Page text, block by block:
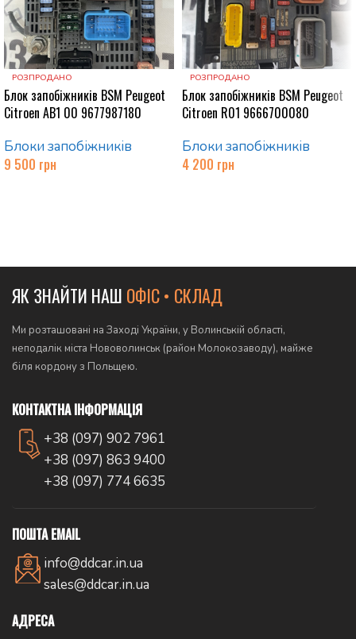
РОЗПРОДАНО
Блок запобіжників BSM Peugeot
Citroen AB1 00 9677987180
Блоки запобіжників
9 500 грн
РОЗПРОДАНО
Блок запобіжників BSM Peugeot
Citroen R01 9666700080
Блоки запобіжників
4 200 грн
ЯК ЗНАЙТИ НАШ ОФІС • СКЛАД
Ми розташовані на Заході України, у Волинській області,
неподалік міста Нововолинськ (район Молокозаводу), майже
біля кордону з Польщею.
КОНТАКТНА ІНФОРМАЦІЯ
+38 (097) 902 7961
+38 (097) 863 9400
+38 (097) 774 6635
ПОШТА EMAIL
info@ddcar.in.ua
sales@ddcar.in.ua
АДРЕСА